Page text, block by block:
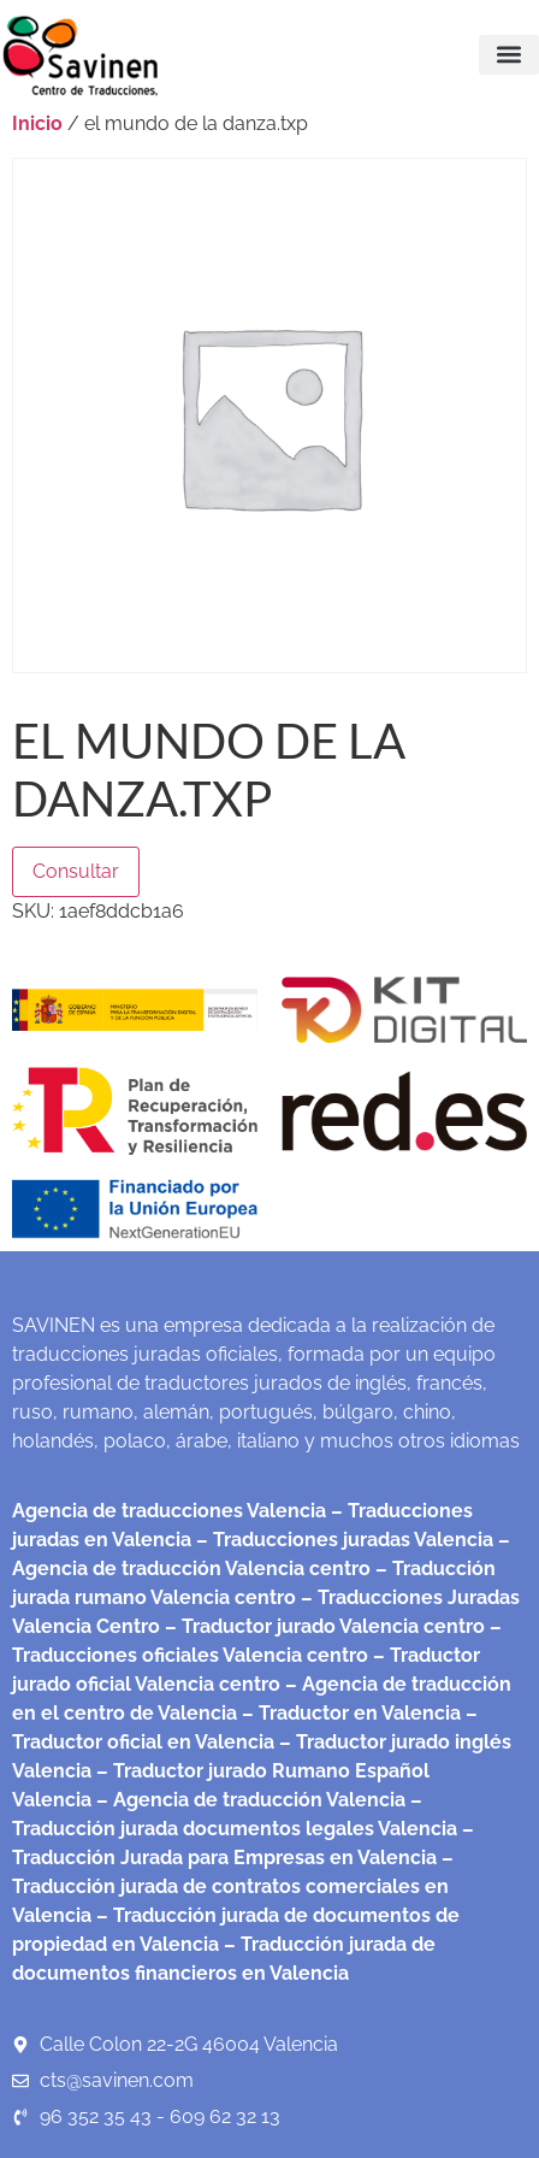
Inicio / el mundo de la danza.txp
EL MUNDO DE LA
DANZA.TXP
Consultar
SKU: 1aef8ddcb1a6
SAVINEN es una empresa dedicada a la realización de
traducciones juradas oficiales, formada por un equipo
profesional de traductores jurados de inglés, francés,
ruso, rumano, alemán, portugués, búlgaro, chino,
holandés, polaco, árabe, italiano y muchos otros idiomas
Agencia de traducciones Valencia – Traducciones
juradas en Valencia – Traducciones juradas Valencia –
Agencia de traducción Valencia centro – Traducción
jurada rumano Valencia centro – Traducciones Juradas
Valencia Centro – Traductor jurado Valencia centro –
Traducciones oficiales Valencia centro – Traductor
jurado oficial Valencia centro – Agencia de traducción
en el centro de Valencia – Traductor en Valencia –
Traductor oficial en Valencia – Traductor jurado inglés
Valencia – Traductor jurado Rumano Español
Valencia – Agencia de traducción Valencia –
Traducción jurada documentos legales Valencia –
Traducción Jurada para Empresas en Valencia –
Traducción jurada de contratos comerciales en
Valencia – Traducción jurada de documentos de
propiedad en Valencia – Traducción jurada de
documentos financieros en Valencia
Calle Colon 22-2G 46004 Valencia
cts@savinen.com
96 352 35 43 - 609 62 32 13